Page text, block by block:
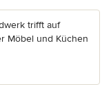
trifft auf
Möbel und Küchen